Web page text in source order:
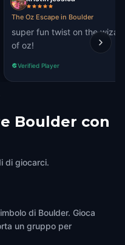
The Oz Escape in Boulder
super fun twist on the
of oz!
Verified Player
Boulder con
di giocarci.
di Boulder. Gioca
un gruppo per